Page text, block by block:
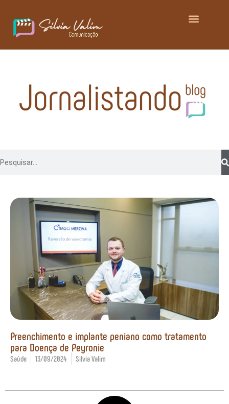
Preenchimento e implante peniano como tratamento
para Doença de Peyronie
Saúde 13/09/2024 Silvia Valim